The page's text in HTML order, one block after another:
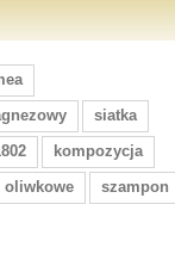
siatka
kompozycja
oliwkowe
szampon